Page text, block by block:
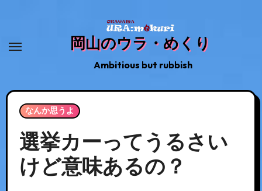
ッ
岡山のウラ・めくり
Ambitious but rubbish
なんか思うよ
選挙カーってうるさい
けど意味あるの？